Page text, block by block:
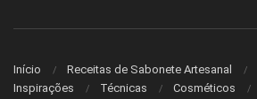
Início Receitas de Sabonete Artesanal
Inspirações
Técnicas Cosméticos